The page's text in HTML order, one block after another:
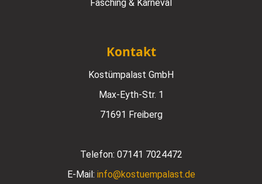
Fasching & Karneval
Kontakt
Kostümpalast GmbH
Max-Eyth-Str. 1
71691 Freiberg
Telefon: 07141 7024472
E-Mail: info@kostuempalast.de